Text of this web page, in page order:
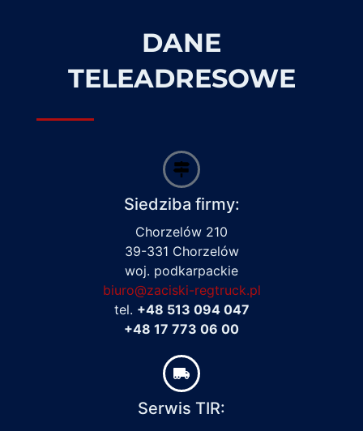
DANE
TELEADRESOWE
Siedziba firmy:
Chorzelów 210
39-331 Chorzelów
woj. podkarpackie
biuro@zaciski-regtruck.pl
tel. +48 513 094 047
+48 17 773 06 00
Serwis TIR: